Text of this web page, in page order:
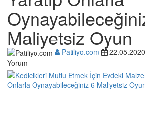
Maliyetsiz Oyun
Patiliyo.com 22.05.2020
Yorum